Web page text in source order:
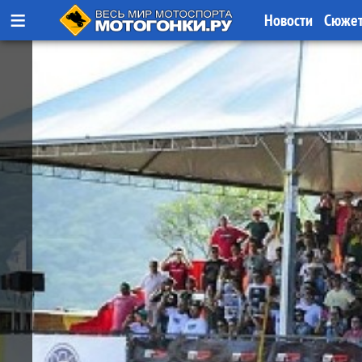
≡ Новости